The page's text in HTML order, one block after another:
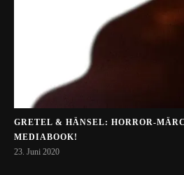
GRETEL & HÄNSEL: HORROR-
MEDIABOOK!
23. Juni 2020